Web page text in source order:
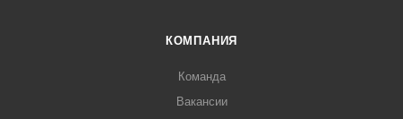
КОМПАНИЯ
Команда
Вакансии